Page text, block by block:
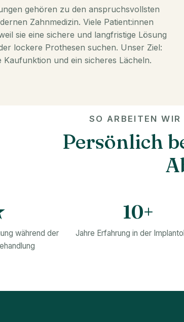
gehören zu den anspruchsvollsten
Zahnmedizin. Viele Patient:innen
sie eine sichere und langfristige Lösung
lockere Prothesen suchen. Unser Ziel:
Kaufunktion und ein sicheres Lächeln.
SO ARBEITEN WIR
Persönlich
während der
10+
Jahre Erfahrung in der